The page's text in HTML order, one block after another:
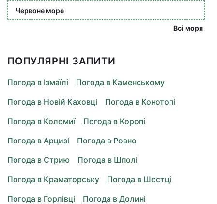
Червоне море
Всі моря
ПОПУЛЯРНІ ЗАПИТИ
Погода в Ізмаїлі
Погода в Каменському
Погода в Новій Каховці
Погода в Конотопі
Погода в Коломиї
Погода в Коропі
Погода в Арцизі
Погода в Ровно
Погода в Стрию
Погода в Шполі
Погода в Краматорську
Погода в Шостці
Погода в Горлівці
Погода в Долині